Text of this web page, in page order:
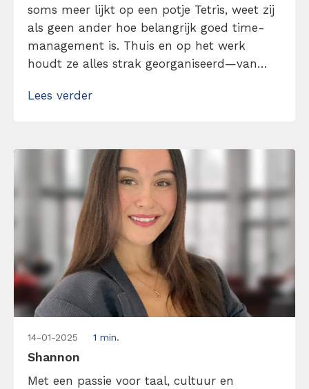
soms meer lijkt op een potje Tetris, weet zij
als geen ander hoe belangrijk goed time-
management is. Thuis en op het werk
houdt ze alles strak georganiseerd—van
gezinsplanning. Met een achtergrond in
organiseren en slimme manieren vinden […]
Lees verder
14-01-2025 1 min.
Shannon
Met een passie voor taal, cultuur en